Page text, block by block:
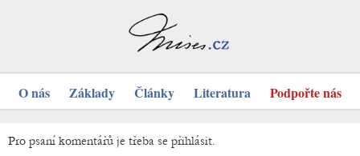
O nás Základy Články Literatura Podpořte nás
Pro psaní komentářů je třeba se přihlásit.